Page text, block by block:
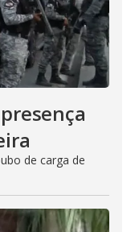
de carga de